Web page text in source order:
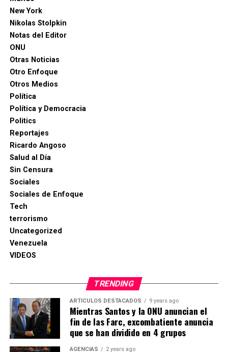
New York
Nikolas Stolpkin
Notas del Editor
ONU
Otras Noticias
Otro Enfoque
Otros Medios
Política
Política y Democracia
Politics
Reportajes
Ricardo Angoso
Salud al Día
Sin Censura
Sociales
Sociales de Enfoque
Tech
terrorismo
Uncategorized
Venezuela
VIDEOS
TRENDING
ARTICULOS DESTACADOS 9 years ago
Mientras Santos y la ONU anuncian el
fin de las Farc, excombatiente anuncia
que se han dividido en 4 grupos
AGENCIAS 2 years ago